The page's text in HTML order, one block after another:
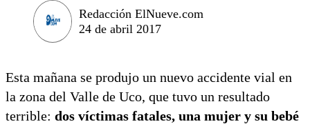
Redacción ElNueve.com
24 de abril 2017
Esta mañana se produjo un nuevo accidente vial en
la zona del Valle de Uco, que tuvo un resultado
terrible: dos víctimas fatales, una mujer y su bebé